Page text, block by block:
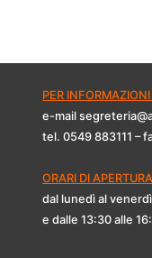
PER
e-mail
tel. 0549 883111 –
ORARI DI
dal lunedì al
e dalle 13:30 alle